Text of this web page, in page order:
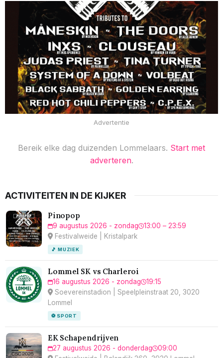
Advertentie
Bereik elke dag duizenden Lommelaars. Start met
adverteren.
ACTIVITEITEN IN DE KIJKER
Pinopop
9 augustus 2026 - zondag
13:00 – 23:59
Festivalweide | Kristalpark
🎵 MUZIEK
Lommel SK vs Charleroi
16 augustus 2026 - zondag
19:15
Soevereinstadion | Speelpleinstraat 20, 3020
Lommel
⚽ SPORT
EK Schapendrijven
27 augustus 2026 - donderdag
09:00